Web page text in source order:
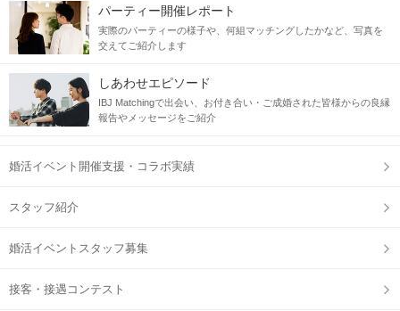
パーティー開催レポート
実際のパーティーの様子や、何組マッチングしたかなど、写真を
交えてご紹介します
しあわせエピソード
IBJ Matchingで出会い、お付き合い・ご成婚された皆様からの良縁
報告やメッセージをご紹介
婚活イベント開催支援・コラボ実績
スタッフ紹介
婚活イベントスタッフ募集
接客・接遇コンテスト